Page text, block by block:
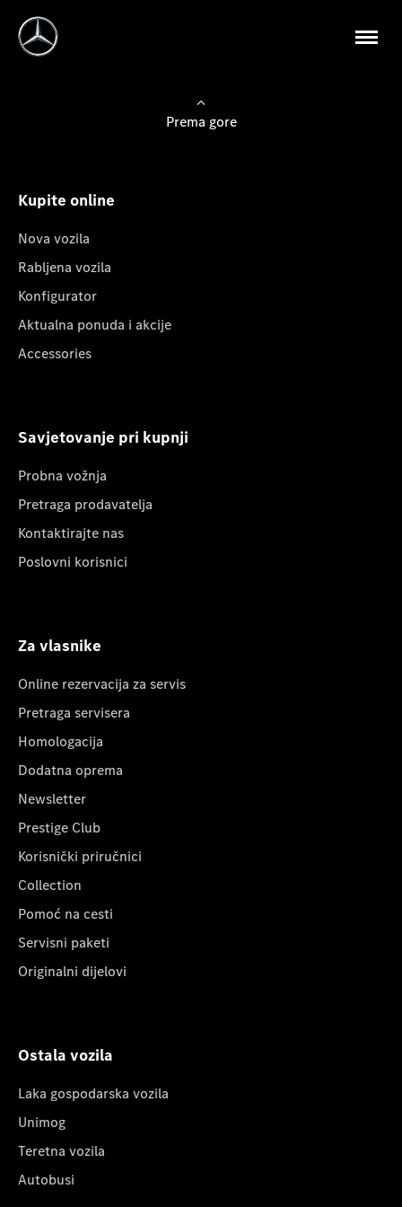
Prema gore
Kupite online
Nova vozila
Rabljena vozila
Konfigurator
Aktualna ponuda i akcije
Accessories
Savjetovanje pri kupnji
Probna vožnja
Pretraga prodavatelja
Kontaktirajte nas
Poslovni korisnici
Za vlasnike
Online rezervacija za servis
Pretraga servisera
Homologacija
Dodatna oprema
Newsletter
Prestige Club
Korisnički priručnici
Collection
Pomoć na cesti
Servisni paketi
Originalni dijelovi
Ostala vozila
Laka gospodarska vozila
Unimog
Teretna vozila
Autobusi